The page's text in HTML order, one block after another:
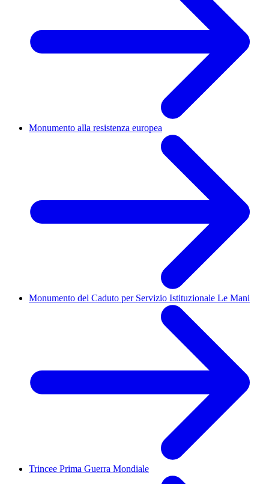
Monumento alla resistenza europea
Monumento del Caduto per Servizio Istituzionale Le Mani
Trincee Prima Guerra Mondiale